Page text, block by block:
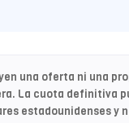
una oferta ni una
La cuota definitiva
estadounidenses y